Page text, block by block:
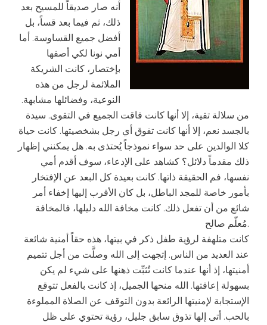
أنه صار صديقاً للمسيح بعد
ذلك، ثم فيما بعد قساً، بل
أفضل جميع القساوسة. أما
أمي نونا لكي أصفها
بإختصار، كانت الشريكة
الملائمة لرجل من هذه
النوعية، وفضائلها مشابهة.
من سلالة تقية، إلا أنها كانت فاقت الجميع في التقوى. سيدة
بالجسد نعم، إلا أنها كانت تفوق أي رجل بشخصيتها. كانت حياة
كلا الوالدين على حد سواء نموذجاً يُحتذى به. هل يمكنني إظهار
ذلك مقدماً دلائل؟ كشاهد على الإدعاء، سوف أقدم أمي
نفسها، فم الحقيقة ذاتها. كانت بعيدة كل البعد عن الإفتخار
بأمور خاصة للمجد الباطل، بل كان الأقرب إليها إخفاء أمر
شائع من أن تفعل ذلك. كانت مخافة الله دليلها، فالمخافة
مُعلّم صالح.
كانت متلهفة لرؤية طفل ذكر في بيتها، هذه حقاً أمنية شائعة
عند العديد من الناس. إتجهت إلى الله وصلَّت من أجل تتميم
أمنيتها، إذ أنها عندما كانت تُثبِّت ذهنها على شيء لم يكن
بسهولة إعاقتها. الله منحها الجميل، إذ كانت بالفعل تتوقع
الإستجابة لإمنيتها الرائعة بدون التوقف عن الصلاة المملوءة
بالحب. أتى إلها تذوق سابق جليل، رؤية تحتوي على ظل